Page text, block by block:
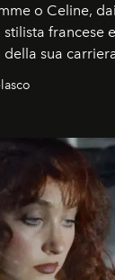
o Celine,
francese
sua